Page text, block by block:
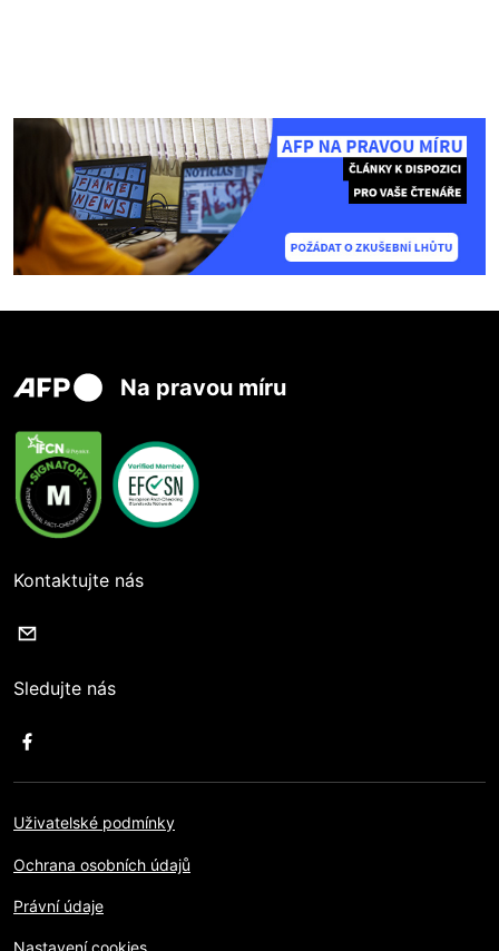
Na pravou míru
Kontaktujte nás
Sledujte nás
Uživatelské podmínky
Ochrana osobních údajů
Právní údaje
Nastavení cookies